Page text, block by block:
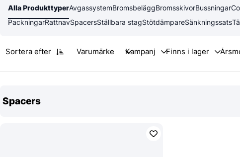
Alla ProdukttyperAvgassystemBromsbeläggBromsskivorBussningar
PackningarRattnavSpacersStällbara stagStötdämpareSänkningssats
Sortera efter Varumärke
Spacers